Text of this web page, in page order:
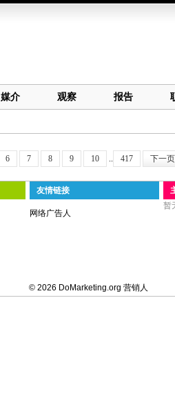
媒介 观察 报告
6 7 8 9 10 .. 417 下一页
友情链接
网络广告人
暂
© 2026 DoMarketing.org 营销人